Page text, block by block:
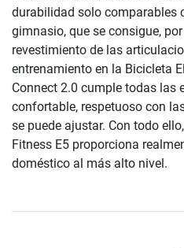
durabilidad solo comparables
gimnasio, que se consigue,
revestimiento de las
entrenamiento en la Bicicleta
Connect 2.0 cumple todas las
confortable, respetuoso con
se puede ajustar. Con todo
Fitness E5 proporciona
doméstico al más alto nivel.